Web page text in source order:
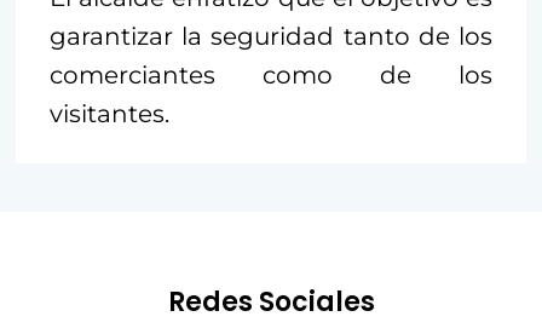
garantizar la seguridad tanto de los
comerciantes como de los
visitantes.
Redes Sociales